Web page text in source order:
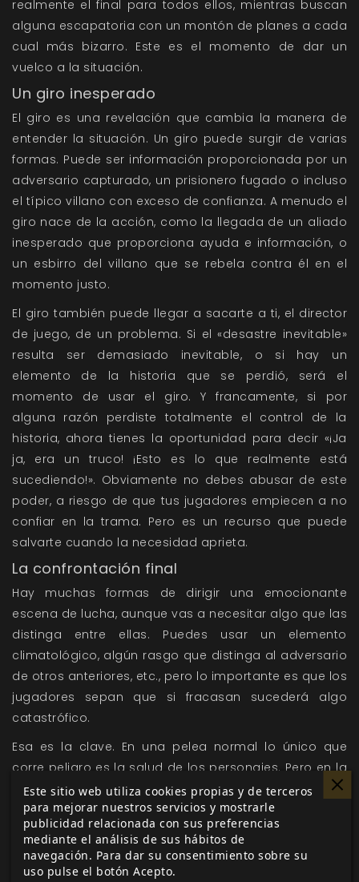
realmente el final para todos ellos, mientras buscan
alguna escapatoria con un montón de planes a cada
cual más bizarro. Este es el momento de dar un
vuelco a la situación.
Un giro inesperado
El giro es una revelación que cambia la manera de
entender la situación. Un giro puede surgir de varias
formas. Puede ser información proporcionada por un
adversario capturado, un prisionero fugado o incluso
el típico villano con exceso de confianza. A menudo el
giro nace de la acción, como la llegada de un aliado
inesperado que proporciona ayuda e información, o
un esbirro del villano que se rebela contra él en el
momento justo.
El giro también puede llegar a sacarte a ti, el director
de juego, de un problema. Si el «desastre inevitable»
resulta ser demasiado inevitable, o si hay un
elemento de la historia que se perdió, será el
momento de usar el giro. Y francamente, si por
alguna razón perdiste totalmente el control de la
historia, ahora tienes la oportunidad para decir «¡Ja
ja, era un truco! ¡Esto es lo que realmente está
sucediendo!». Obviamente no debes abusar de este
poder, a riesgo de que tus jugadores empiecen a no
confiar en la trama. Pero es un recurso que puede
salvarte cuando la necesidad aprieta.
La confrontación final
Hay muchas formas de dirigir una emocionante
escena de lucha, aunque vas a necesitar algo que las
distinga entre ellas. Puedes usar un elemento
climatológico, algún rasgo que distinga al adversario
de otros anteriores, etc., pero lo importante es que los
jugadores sepan que si fracasan sucederá algo
catastrófico.
Esa es la clave. En una pelea normal lo único que
corre peligro es la salud de los personajes. Pero en la
confrontación final se juegan el todo o nada, y como
pierdan habrá una consecuencia específica y muy
negativa. Y será culpa suya. Pero sin presiones, ¿eh?
Por norma general la consecuencia no va a ser el fin
del mundo (a menos que tengas una fe ciega en tus
Este sitio web utiliza cookies propias y de terceros
para mejorar nuestros servicios y mostrarle
publicidad relacionada con sus preferencias
mediante el análisis de sus hábitos de
navegación. Para dar su consentimiento sobre su
uso pulse el botón Acepto.